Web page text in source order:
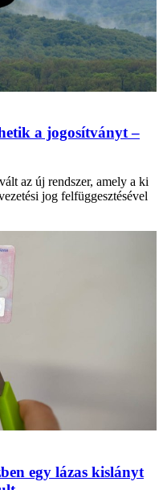
a jogosítványt –
az új rendszer, amely a ki
jog felfüggesztésével
egy lázas kislányt